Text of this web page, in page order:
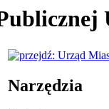
Narzędzia